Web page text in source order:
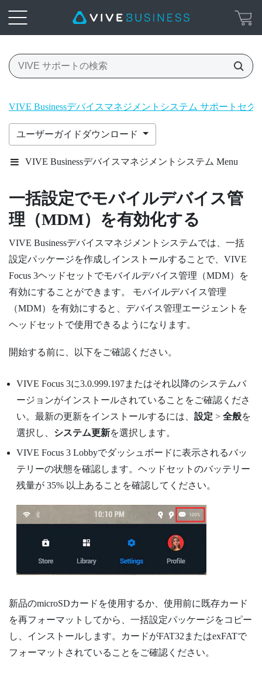
VIVE Businessデバイスマネジメントシステム サポートセク
ユーザーガイドダウンロード
VIVE Businessデバイスマネジメントシステム Menu
一括設定でモバイルデバイス管
理（MDM）を有効化する
VIVE Businessデバイスマネジメントシステムでは、一括
設定パッケージを作成しインストールすることで、 VIVE
Focus 3ヘッドセットでモバイルデバイス管理（MDM）を
有効にすることができます。 モバイルデバイス管理
（MDM）を有効にすると、デバイス管理エージェントを
ヘッドセットで使用できるようになります。
開始する前に、以下をご確認ください。
VIVE Focus3に3.0.999.197またはそれ以降のシステムバ
ージョンがインストールされていることをご確認くださ
い。最新の更新をインストールするには、 設定 > 全般を
選択し、 システム更新を選択します。
VIVE Focus3 Lobbyでダッシュボードに表示されるバッ
テリーの状態を確認します。ヘッドセットのバッテリー
残量が 35% 以上あることを確認してください。
新品のmicroSDカードを使用するか、使用前に既存カード
を再フォーマットしてから、一括設定パッケージをコピー
し、インストールします。カードがFAT32またはexFATで
フォーマットされていることをご確認ください。